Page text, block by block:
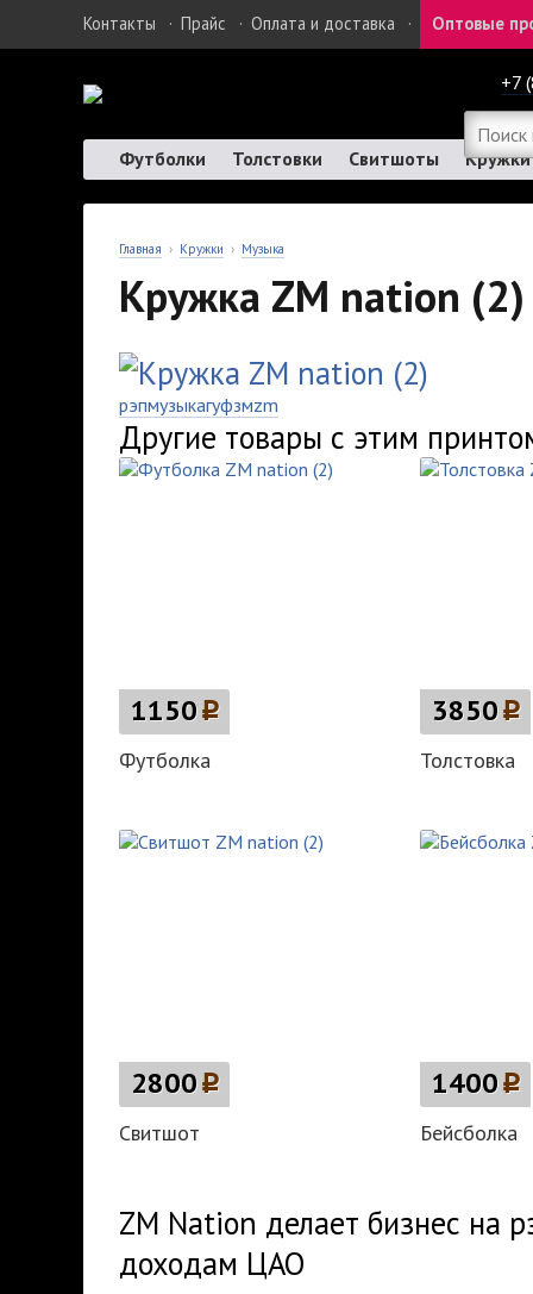
Контакты · Прайс · Оплата и доставка · Оптовые
+7
Футболки Толстовки Свитшоты Кружки
Главная › Кружки › Музыка
Кружка ZM nation (2)
рэпмузыкагуфзмzm
Другие товары с этим
1150p
Футболка
3850p
Толстовка
2800p
Свитшот
1400p
Бейсболка
ZM Nation делает бизнес на
доходам ЦАО